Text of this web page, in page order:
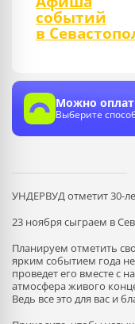
событий
в
Можно
Выберите
УНДЕРВУД отметит 30-
23 ноября сыграем в
Планируем отметить
ярким событием года не
проведет его вместе с
атмосфера живого
Ведь все это для вас и